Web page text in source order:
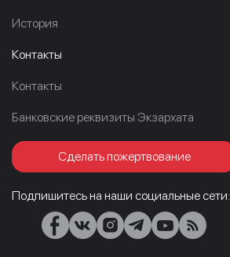
История
Контакты
Контакты
Банковские реквизиты Экзархата
Сделать пожертвование
Подпишитесь на наши социальные сети: